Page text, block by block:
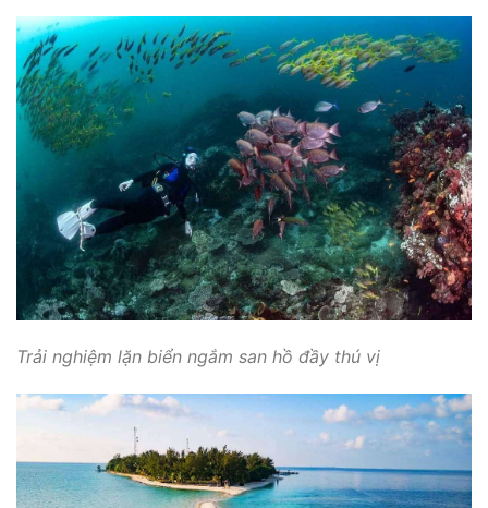
Trải nghiệm lặn biển ngắm san hồ đầy thú vị